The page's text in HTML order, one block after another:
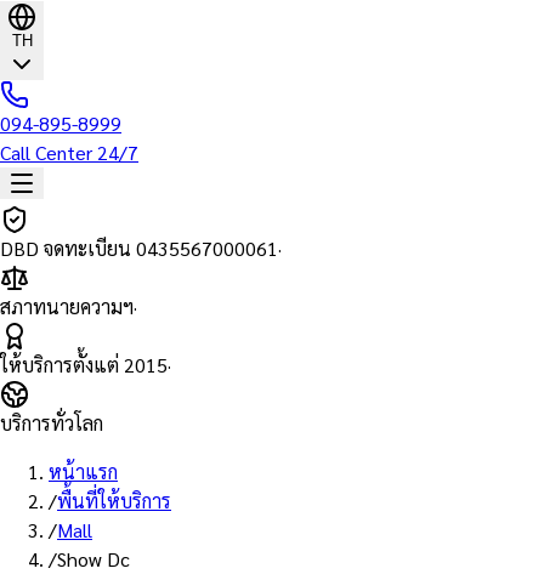
TH
094-895-8999
Call Center 24/7
DBD จดทะเบียน 0435567000061·
สภาทนายความฯ·
ให้บริการตั้งแต่ 2015·
บริการทั่วโลก
หน้าแรก
/พื้นที่ให้บริการ
/Mall
/Show Dc